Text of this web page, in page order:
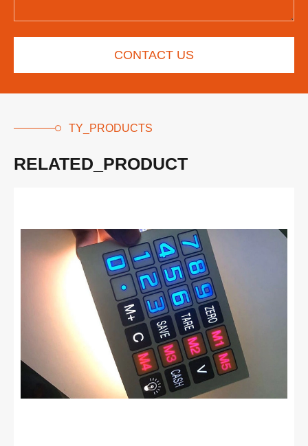
CONTACT US
TY_PRODUCTS
RELATED_PRODUCT